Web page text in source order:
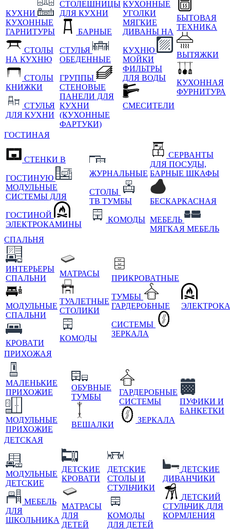
КУХНИ
КУХОННЫЕ
ГАРНИТУРЫ
СТОЛЫ
НА КУХНЮ
СТОЛЫ
КНИЖКИ
СТУЛЬЯ
ДЛЯ КУХНИ
СТОЛЕШНИЦЫ
ДЛЯ КУХНИ
БАРНЫЕ
СТУЛЬЯ
ОБЕДЕННЫЕ
ГРУППЫ
СТЕНОВЫЕ
ПАНЕЛИ ДЛЯ
КУХНИ
(КУХОННЫЕ
ФАРТУКИ)
КУХОННЫЕ
УГОЛКИ
МЯГКИЕ
ДИВАНЫ НА
КУХНЮ
МОЙКИ
ФИЛЬТРЫ
ДЛЯ ВОДЫ
СМЕСИТЕЛИ
БЫТОВАЯ
ТЕХНИКА
ВЫТЯЖКИ
КУХОННАЯ
ФУРНИТУРА
ГОСТИНАЯ
СТЕНКИ В
ГОСТИНУЮ
МОДУЛЬНЫЕ
СИСТЕМЫ ДЛЯ
ГОСТИНОЙ
ЭЛЕКТРОКАМИНЫ
ЖУРНАЛЬНЫЕ
СТОЛЫ
ТВ ТУМБЫ
КОМОДЫ
СЕРВАНТЫ
ДЛЯ ПОСУДЫ,
БАРНЫЕ ШКАФЫ
БЕСКАРКАСНАЯ
МЕБЕЛЬ
МЯГКАЯ МЕБЕЛЬ
СПАЛЬНЯ
ИНТЕРЬЕРЫ
СПАЛЬНИ
МОДУЛЬНЫЕ
СПАЛЬНИ
КРОВАТИ
МАТРАСЫ
ТУАЛЕТНЫЕ
СТОЛИКИ
КОМОДЫ
ПРИКРОВАТНЫЕ
ТУМБЫ
ГАРДЕРОБНЫЕ
СИСТЕМЫ
ЗЕРКАЛА
ПРИХОЖАЯ
МАЛЕНЬКИЕ
ПРИХОЖИЕ
МОДУЛЬНЫЕ
ПРИХОЖИЕ
ОБУВНЫЕ
ТУМБЫ
ВЕШАЛКИ
ГАРДЕРОБНЫЕ
СИСТЕМЫ
ЗЕРКАЛА
ПУФИКИ И
БАНКЕТКИ
ДЕТСКАЯ
МОДУЛЬНЫЕ
ДЕТСКИЕ
МЕБЕЛЬ
ДЛЯ
ШКОЛЬНИКА
ДЕТСКИЕ
КРОВАТИ
МАТРАСЫ
ДЛЯ
ДЕТЕЙ
ДЕТСКИЕ
СТОЛЫ И
СТУЛЬЧИКИ
КОМОДЫ
ДЛЯ ДЕТЕЙ
ДЕТСКИЕ
ДИВАНЧИКИ
ДЕТСКИЙ
СТУЛЬЧИК ДЛЯ
КОРМЛЕНИЯ